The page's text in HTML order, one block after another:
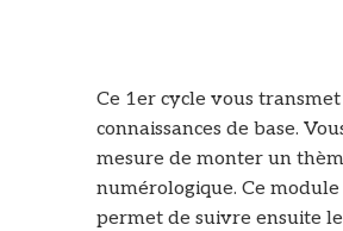
Ce 1er cycle vous transmet
connaissances de base.
mesure de monter un
numérologique. Ce module
permet de suivre ensuite